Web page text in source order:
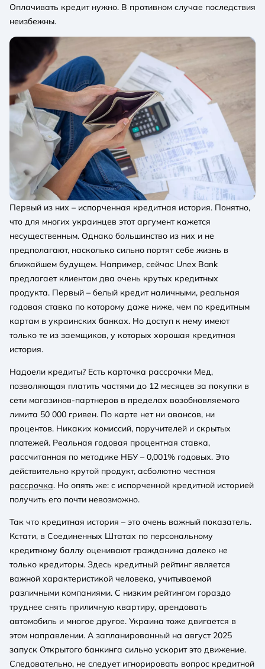
Оплачивать кредит нужно. В противном случае последствия
неизбежны.
Первый из них – испорченная кредитная история. Понятно,
что для многих украинцев этот аргумент кажется
несущественным. Однако большинство из них и не
предполагают, насколько сильно портят себе жизнь в
ближайшем будущем. Например, сейчас Unex Bank
предлагает клиентам два очень крутых кредитных
продукта. Первый – белый кредит наличными, реальная
годовая ставка по которому даже ниже, чем по кредитным
картам в украинских банках. Но доступ к нему имеют
только те из заемщиков, у которых хорошая кредитная
история.
Надоели кредиты? Есть карточка рассрочки Мед,
позволяющая платить частями до 12 месяцев за покупки в
сети магазинов-партнеров в пределах возобновляемого
лимита 50 000 гривен. По карте нет ни авансов, ни
процентов. Никаких комиссий, поручителей и скрытых
платежей. Реальная годовая процентная ставка,
рассчитанная по методике НБУ – 0,001% годовых. Это
действительно крутой продукт, асболютно честная
рассрочка. Но опять же: с испорченной кредитной историей
получить его почти невозможно.
Так что кредитная история – это очень важный показатель.
Кстати, в Соединенных Штатах по персональному
кредитному баллу оценивают гражданина далеко не
только кредиторы. Здесь кредитный рейтинг является
важной характеристикой человека, учитываемой
различными компаниями. С низким рейтингом гораздо
труднее снять приличную квартиру, арендовать
автомобиль и многое другое. Украина тоже двигается в
этом направлении. А запланированный на август 2025
запуск Открытого банкинга сильно ускорит это движение.
Следовательно, не следует игнорировать вопрос кредитной